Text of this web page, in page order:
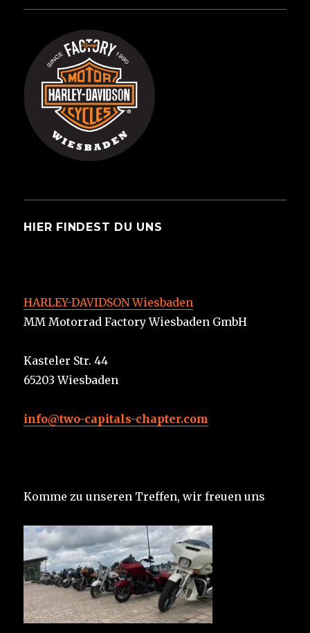
HIER FINDEST DU UNS
HARLEY-DAVIDSON Wiesbaden
MM Motorrad Factory Wiesbaden GmbH
Kasteler Str. 44
65203 Wiesbaden
info@two-capitals-chapter.com
Komme zu unseren Treffen, wir freuen uns